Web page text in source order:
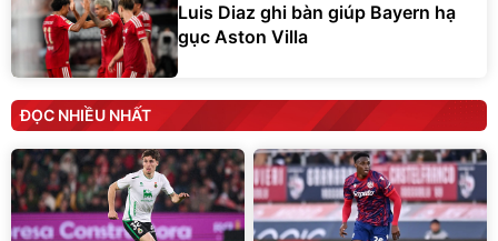
Luis Diaz ghi bàn giúp Bayern hạ
gục Aston Villa
ĐỌC NHIỀU NHẤT